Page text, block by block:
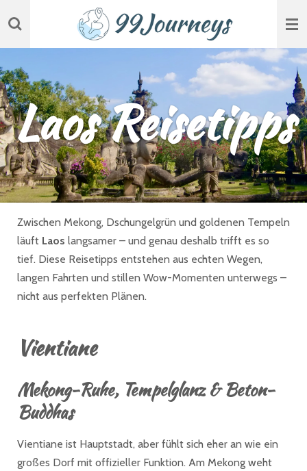
Zum
Hauptinhalt
Laos Reisetipps
Zwischen Mekong, Dschungelgrün und goldenen Tempeln
läuft Laos langsamer – und genau deshalb trifft es so
tief. Diese Reisetipps entstehen aus echten Wegen,
langen Fahrten und stillen Wow-Momenten unterwegs –
nicht aus perfekten Plänen.
Vientiane
Mekong-Ruhe, Tempelglanz & Beton-
Buddhas
Vientiane ist Hauptstadt, aber fühlt sich eher an wie ein
großes Dorf mit offizieller Funktion. Am Mekong weht